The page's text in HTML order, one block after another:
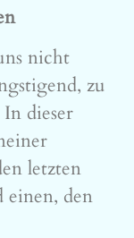
nicht
zu
dieser
letzten
einen, den